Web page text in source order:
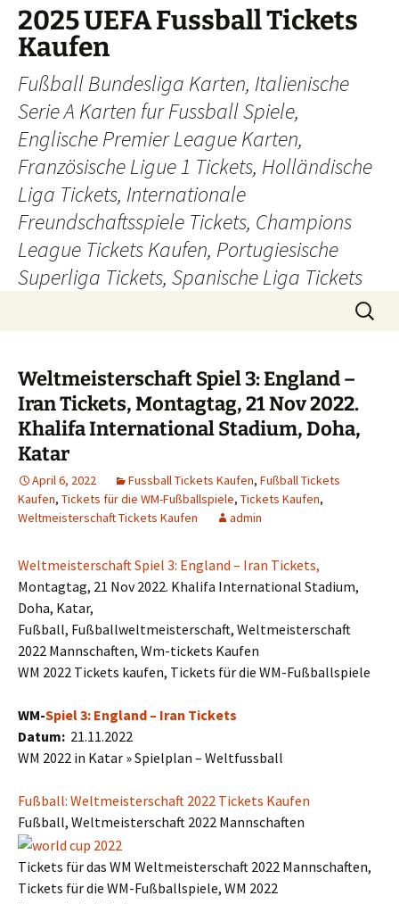
Skip
content
2025 UEFA Fussball Tickets
Kaufen
Fußball Bundesliga Karten, Italienische
Serie A Karten fur Fussball Spiele,
Englische Premier League Karten,
Französische Ligue 1 Tickets, Holländische
Liga Tickets, Internationale
Freundschaftsspiele Tickets, Champions
League Tickets Kaufen, Portugiesische
Superliga Tickets, Spanische Liga Tickets
Search
for:
Weltmeisterschaft Spiel 3: England –
Iran Tickets, Montagtag, 21 Nov 2022.
Khalifa International Stadium, Doha,
Katar
April 6, 2022 Fussball Tickets Kaufen, Fußball Tickets
Kaufen, Tickets für die WM-Fußballspiele, Tickets Kaufen,
Weltmeisterschaft Tickets Kaufen
admin
Weltmeisterschaft Spiel 3: England – Iran Tickets,
Montagtag, 21 Nov 2022. Khalifa International Stadium,
Doha, Katar,
Fußball, Fußballweltmeisterschaft, Weltmeisterschaft
2022 Mannschaften, Wm-tickets Kaufen
WM 2022 Tickets kaufen, Tickets für die WM-Fußballspiele
WM-Spiel 3: England – Iran Tickets
Datum: 21.11.2022
WM 2022 in Katar » Spielplan – Weltfussball
Fußball: Weltmeisterschaft 2022 Tickets Kaufen
Fußball, Weltmeisterschaft 2022 Mannschaften
Tickets für das WM Weltmeisterschaft 2022 Mannschaften,
Tickets für die WM-Fußballspiele, WM 2022